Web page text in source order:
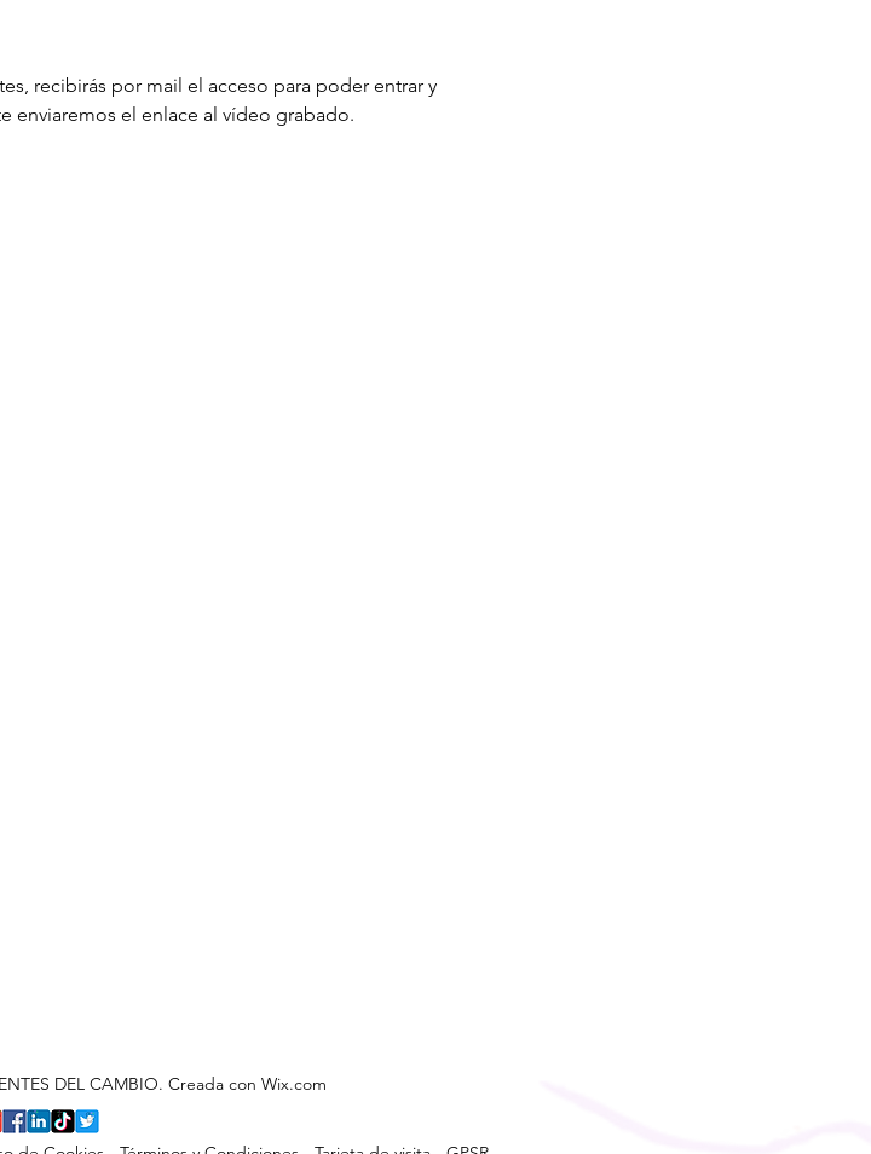
recibirás por mail el acceso para poder entrar y
enviaremos el enlace al vídeo grabado.
DEL CAMBIO. Creada con Wix.com